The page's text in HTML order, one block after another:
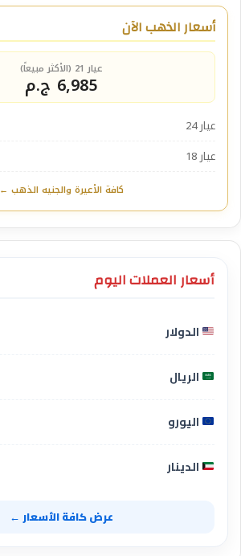
أسعار الذهب الآن
عيار 21 (الأكثر مبيعاً)
6,985 ج.م
عيار 24
عيار 18
كافة الأعيرة والجنيه الذهب ←
أسعار العملات اليوم
الدولار
الريال
اليورو
الدينار
عرض كافة الأسعار ←